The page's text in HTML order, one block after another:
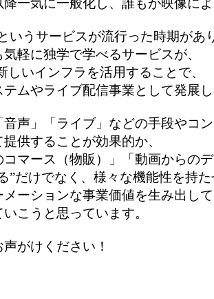
一気に一般化し、誰もが映像に
いうサービスが流行った時期があ
軽に独学で学べるサービスが、
いインフラを活用することで、
ムやライブ配信事業として発展
声」「ライブ」などの手段やコン
供することが効果的か、
マース（物販）」「動画からの
”だけでなく、様々な機能性を持た
ーションな事業価値を生み出し
こうと思っています。
がけください！